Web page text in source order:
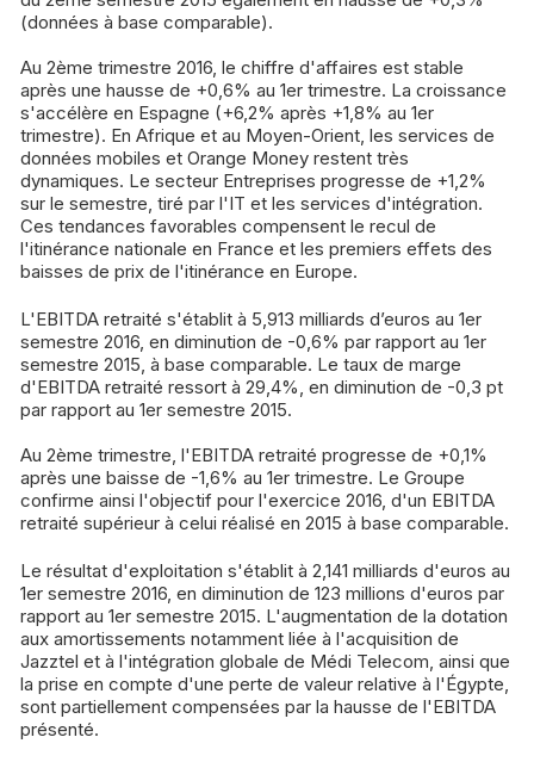
(données à base comparable).
Au 2ème trimestre 2016, le chiffre d'affaires est stable
après une hausse de +0,6% au 1er trimestre. La croissance
s'accélère en Espagne (+6,2% après +1,8% au 1er
trimestre). En Afrique et au Moyen-Orient, les services de
données mobiles et Orange Money restent très
dynamiques. Le secteur Entreprises progresse de +1,2%
sur le semestre, tiré par l'IT et les services d'intégration.
Ces tendances favorables compensent le recul de
l'itinérance nationale en France et les premiers effets des
baisses de prix de l'itinérance en Europe.
L'EBITDA retraité s'établit à 5,913 milliards d’euros au 1er
semestre 2016, en diminution de -0,6% par rapport au 1er
semestre 2015, à base comparable. Le taux de marge
d'EBITDA retraité ressort à 29,4%, en diminution de -0,3 pt
par rapport au 1er semestre 2015.
Au 2ème trimestre, l'EBITDA retraité progresse de +0,1%
après une baisse de -1,6% au 1er trimestre. Le Groupe
confirme ainsi l'objectif pour l'exercice 2016, d'un EBITDA
retraité supérieur à celui réalisé en 2015 à base comparable.
Le résultat d'exploitation s'établit à 2,141 milliards d'euros au
1er semestre 2016, en diminution de 123 millions d'euros par
rapport au 1er semestre 2015. L'augmentation de la dotation
aux amortissements notamment liée à l'acquisition de
Jazztel et à l'intégration globale de Médi Telecom, ainsi que
la prise en compte d'une perte de valeur relative à l'Égypte,
sont partiellement compensées par la hausse de l'EBITDA
présenté.